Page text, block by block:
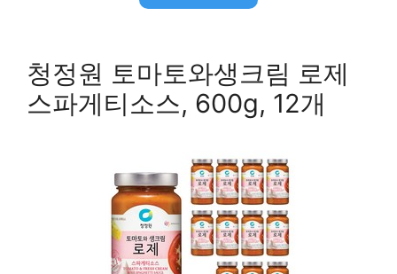
청정원 토마토와생크림 로제
스파게티소스, 600g, 12개